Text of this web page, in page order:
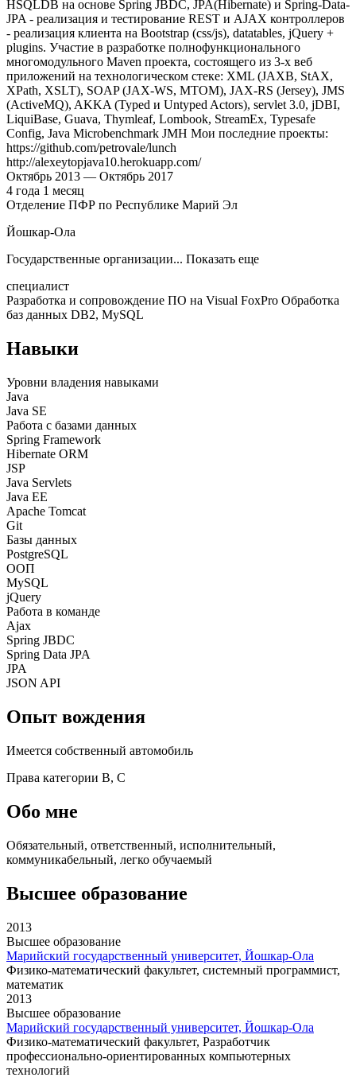
HSQLDB на основе Spring JBDC, JPA(Hibernate) и Spring-Data-
JPA - реализация и тестирование REST и AJAX контроллеров
- реализация клиента на Bootstrap (css/js), datatables, jQuery +
plugins. Участие в разработке полнофункционального
многомодульного Maven проекта, состоящего из 3-х веб
приложений на технологическом стеке: XML (JAXB, StAX,
XPath, XSLT), SOAP (JAX-WS, MTOM), JAX-RS (Jersey), JMS
(ActiveMQ), AKKA (Typed и Untyped Actors), servlet 3.0, jDBI,
LiquiBase, Guava, Thymleaf, Lombook, StreamEx, Typesafe
Config, Java Microbenchmark JMH Мои последние проекты:
https://github.com/petrovale/lunch
http://alexeytopjava10.herokuapp.com/
Октябрь 2013 — Октябрь 2017
4 года 1 месяц
Отделение ПФР по Республике Марий Эл
Йошкар-Ола
Государственные организации... Показать еще
специалист
Разработка и сопровождение ПО на Visual FoxPro Обработка
баз данных DB2, MySQL
Навыки
Уровни владения навыками
Java
Java SE
Работа с базами данных
Spring Framework
Hibernate ORM
JSP
Java Servlets
Java EE
Apache Tomcat
Git
Базы данных
PostgreSQL
ООП
MySQL
jQuery
Работа в команде
Ajax
Spring JBDC
Spring Data JPA
JPA
JSON API
Опыт вождения
Имеется собственный автомобиль
Права категории B, C
Обо мне
Обязательный, ответственный, исполнительный,
коммуникабельный, легко обучаемый
Высшее образование
2013
Высшее образование
Марийский государственный университет, Йошкар-Ола
Физико-математический факультет, системный программист,
математик
2013
Высшее образование
Марийский государственный университет, Йошкар-Ола
Физико-математический факультет, Разработчик
профессионально-ориентированных компьютерных
технологий